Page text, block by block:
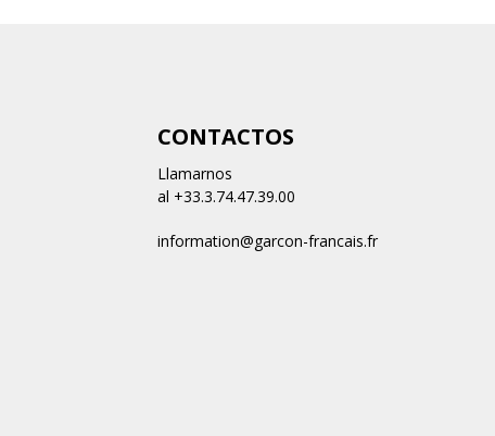
CONTACTOS
Llamarnos
al +33.3.74.47.39.00
information@garcon-francais.fr